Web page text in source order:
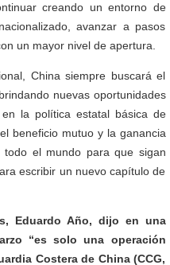
creando un entorno de
avanzar a pasos
un mayor nivel de apertura.
China siempre buscará el
nuevas oportunidades
la política estatal básica de
beneficio mutuo y la ganancia
todo el mundo para que sigan
escribir un nuevo capítulo de
Eduardo Año, dijo en una
“es solo una operación
Costera de China (CCG,